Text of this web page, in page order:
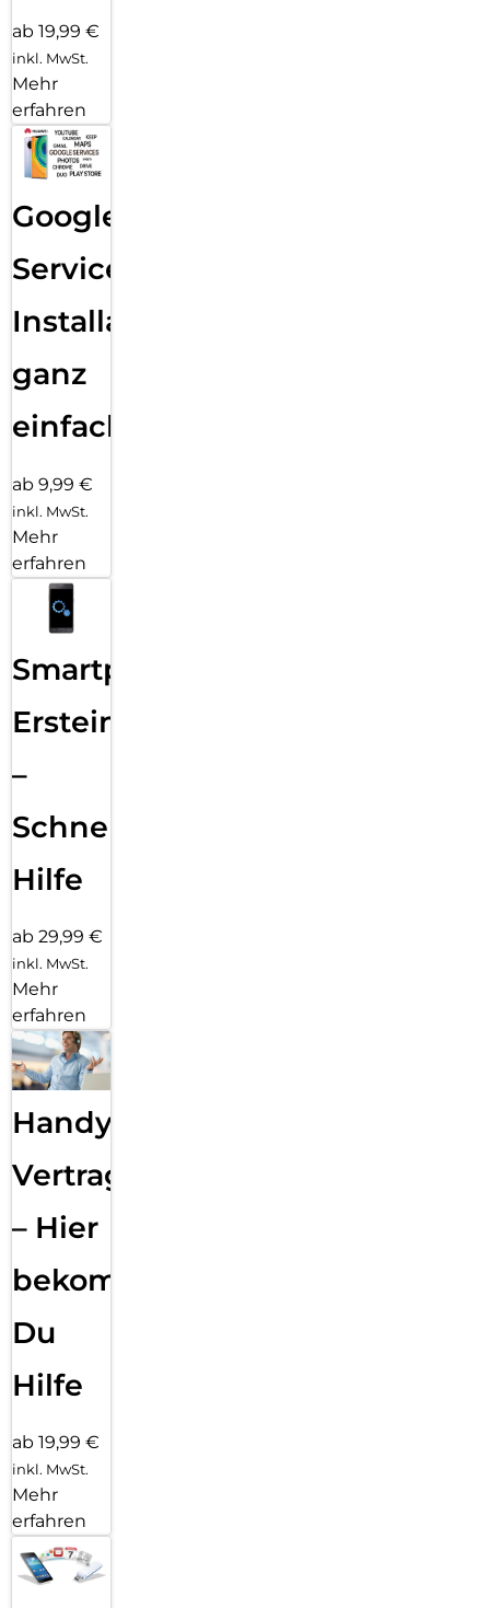
ab 19,99 €
inkl. MwSt.
Mehr
erfahren
Google
Services
Installation
ganz
einfach
ab 9,99 €
inkl. MwSt.
Mehr
erfahren
Smartphone
Ersteinrichtung
–
Schnelle
Hilfe
ab 29,99 €
inkl. MwSt.
Mehr
erfahren
Handy
Vertragsabwicklung
– Hier
bekommst
Du
Hilfe
ab 19,99 €
inkl. MwSt.
Mehr
erfahren